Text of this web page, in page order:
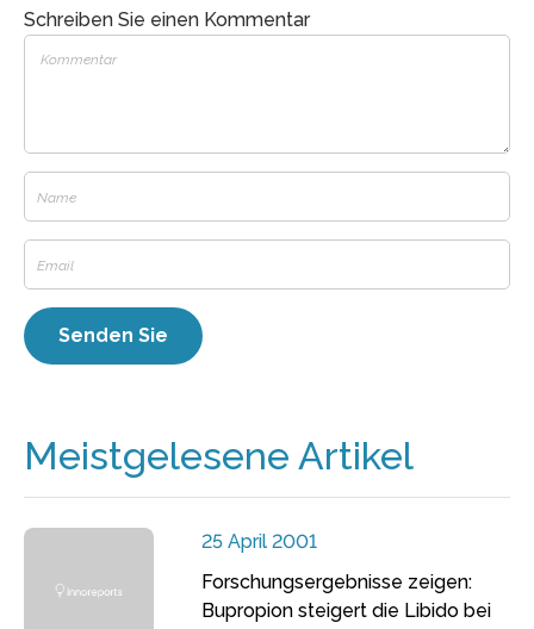
Schreiben Sie einen Kommentar
Meistgelesene Artikel
25 April 2001
Forschungsergebnisse zeigen:
Bupropion steigert die Libido bei